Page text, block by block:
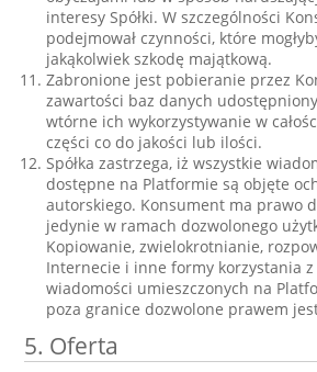
interesy Spółki. W szczególności
podejmował czynności, które
jakąkolwiek szkodę majątkową.
Zabronione jest pobieranie przez
zawartości baz danych
wtórne ich wykorzystywanie w
części co do jakości lub ilości.
Spółka zastrzega, iż wszystkie
dostępne na Platformie są objęte
autorskiego. Konsument ma prawo
jedynie w ramach dozwolonego
Kopiowanie, zwielokrotnianie,
Internecie i inne formy korzystania z
wiadomości umieszczonych na
poza granice dozwolone prawem
5. Oferta